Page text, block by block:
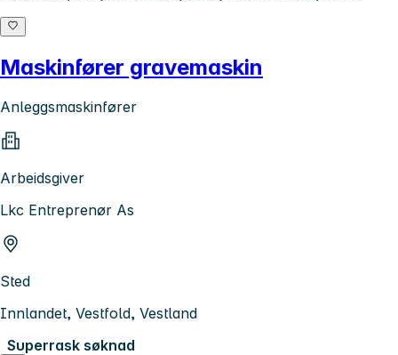
Maskinfører gravemaskin
Anleggsmaskinfører
Arbeidsgiver
Lkc Entreprenør As
Sted
Innlandet, Vestfold, Vestland
Superrask søknad